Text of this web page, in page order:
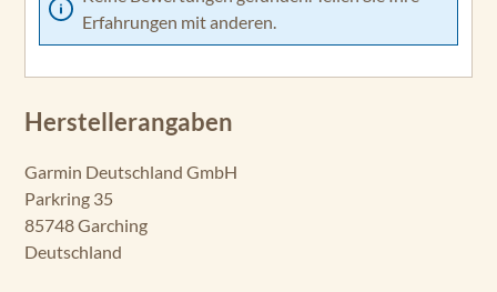
Erfahrungen mit anderen.
Herstellerangaben
Garmin Deutschland GmbH
Parkring 35
85748 Garching
Deutschland